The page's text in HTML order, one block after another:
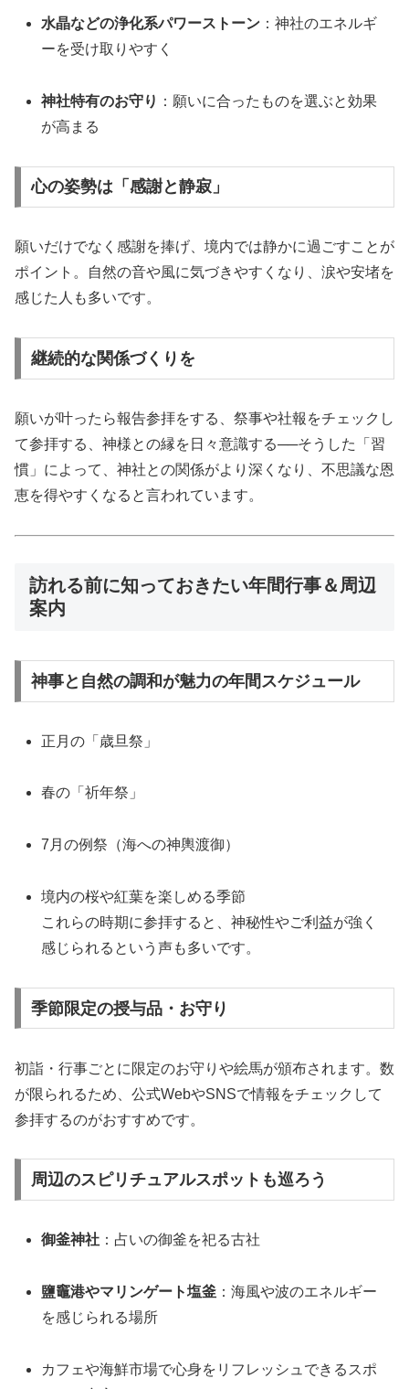
水晶などの浄化系パワーストーン ：神社のエネルギ
ーを受け取りやすく
神社特有のお守り ：願いに合ったものを選ぶと効果
が高まる
心の姿勢は「感謝と静寂」
願いだけでなく感謝を捧げ、境内では静かに過ごすことが
ポイント。自然の音や風に気づきやすくなり、涙や安堵を
感じた人も多いです。
継続的な関係づくりを
願いが叶ったら報告参拝をする、祭事や社報をチェックし
て参拝する、神様との縁を日々意識する──そうした「習
慣」によって、神社との関係がより深くなり、不思議な恩
恵を得やすくなると言われています。
訪れる前に知っておきたい年間行事＆周辺
案内
神事と自然の調和が魅力の年間スケジュール
正月の「歳旦祭」
春の「祈年祭」
7月の例祭（海への神輿渡御）
境内の桜や紅葉を楽しめる季節
これらの時期に参拝すると、神秘性やご利益が強く
感じられるという声も多いです。
季節限定の授与品・お守り
初詣・行事ごとに限定のお守りや絵馬が頒布されます。数
が限られるため、公式WebやSNSで情報をチェックして
参拝するのがおすすめです。
周辺のスピリチュアルスポットも巡ろう
御釜神社 ：占いの御釜を祀る古社
鹽竈港やマリンゲート塩釜 ：海風や波のエネルギー
を感じられる場所
カフェや海鮮市場で心身をリフレッシュできるスポ